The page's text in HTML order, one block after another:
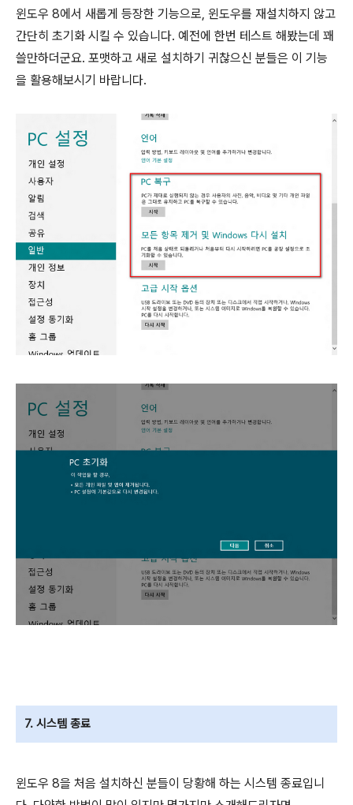
윈도우 8에서 새롭게 등장한 기능으로, 윈도우를 재설치하지 않고
간단히 초기화 시킬 수 있습니다. 예전에 한번 테스트 해봤는데 꽤
쓸만하더군요. 포맷하고 새로 설치하기 귀찮으신 분들은 이 기능
을 활용해보시기 바랍니다.
7. 시스템 종료
윈도우 8을 처음 설치하신 분들이 당황해 하는 시스템 종료입니